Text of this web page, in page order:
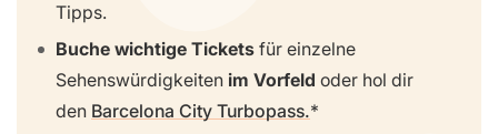
Tipps.
Buche wichtige Tickets für einzelne
Sehenswürdigkeiten im Vorfeld oder hol dir
den Barcelona City Turbopass.